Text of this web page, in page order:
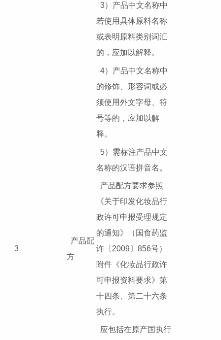
3）产品中文名称中
若使用具体原料名称
或表明原料类别词汇
的，应加以解释。
4）产品中文名称中
的修饰、形容词或必
须使用外文字母、符
号等的，应加以解
释。
5）需标注产品中文
名称的汉语拼音名。
3
产品配
方
产品配方要求参照
《关于印发化妆品行
政许可申报受理规定
的通知》（国食药监
许〔2009〕856号）
附件《化妆品行政许
可申报资料要求》第
十四条、第二十六条
执行。
应包括在原产国执行